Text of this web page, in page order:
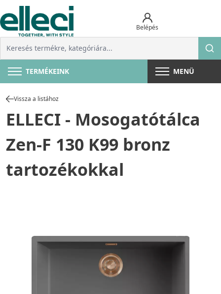
Belépés
TERMÉKEINK MENÜ
Vissza a listához
ELLECI - Mosogatótálca
Zen-F 130 K99 bronz
tartozékokkal